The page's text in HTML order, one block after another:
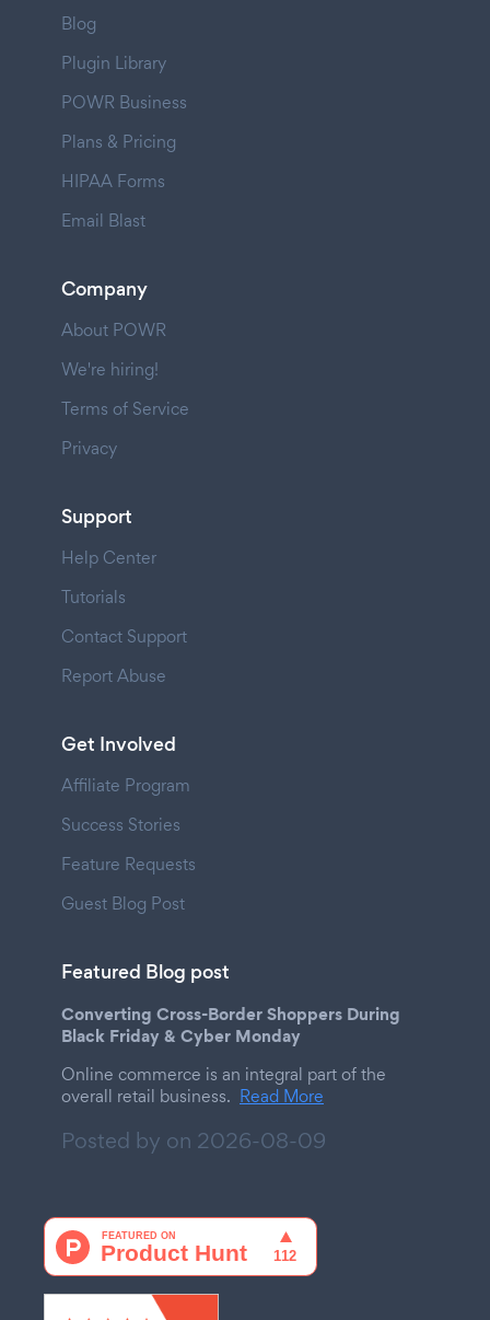
Blog
Plugin Library
POWR Business
Plans & Pricing
HIPAA Forms
Email Blast
Company
About POWR
We're hiring!
Terms of Service
Privacy
Support
Help Center
Tutorials
Contact Support
Report Abuse
Get Involved
Affiliate Program
Success Stories
Feature Requests
Guest Blog Post
Featured Blog post
Converting Cross-Border Shoppers During
Black Friday & Cyber Monday
Online commerce is an integral part of the
overall retail business. Read More
Posted by on 2026-08-09